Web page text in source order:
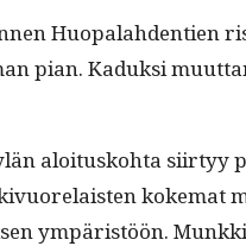
Huopalah­den­tien
pian. Kaduk­si
aloi­tusko­h­ta
koke­mat
ympäristöön.